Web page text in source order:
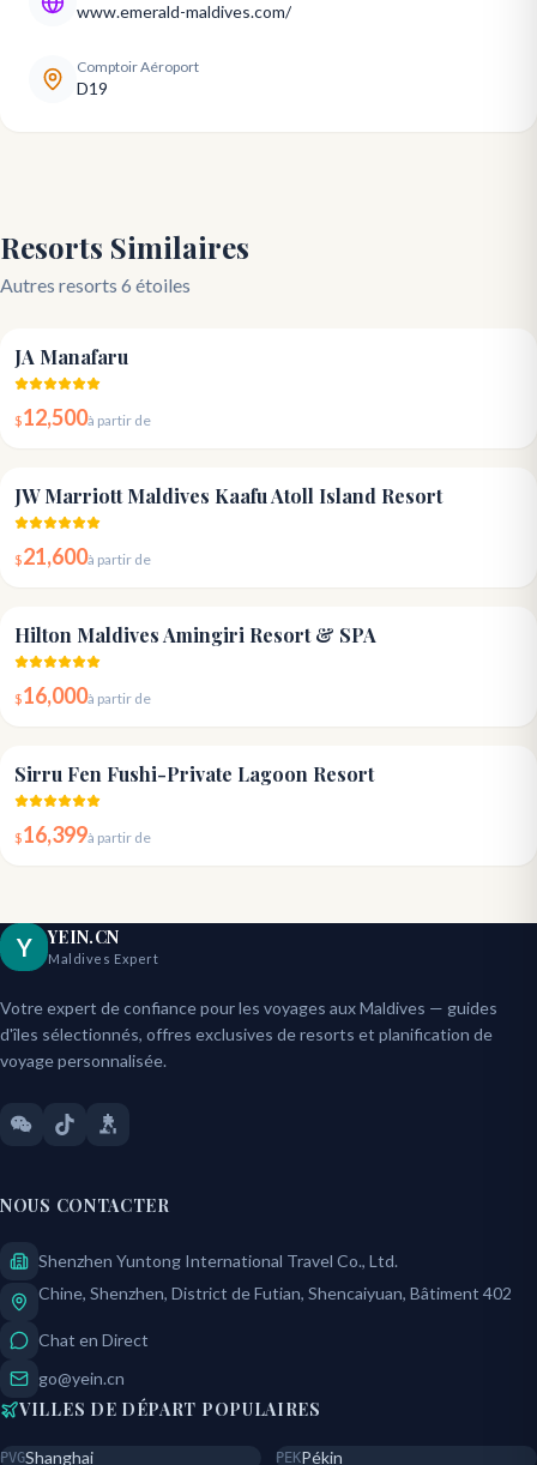
www.emerald-maldives.com/
Comptoir Aéroport
D19
Resorts Similaires
Autres resorts 6 étoiles
JA Manafaru
$12,500à partir de
JW Marriott Maldives Kaafu Atoll Island Resort
$21,600à partir de
Hilton Maldives Amingiri Resort & SPA
$16,000à partir de
Sirru Fen Fushi-Private Lagoon Resort
$16,399à partir de
Y YEIN.CN
Maldives Expert
Votre expert de confiance pour les voyages aux Maldives — guides
d'îles sélectionnés, offres exclusives de resorts et planification de
voyage personnalisée.
NOUS CONTACTER
Shenzhen Yuntong International Travel Co., Ltd.
Chine, Shenzhen, District de Futian, Shencaiyuan, Bâtiment 402
Chat en Direct
go@yein.cn
VILLES DE DÉPART POPULAIRES
PVGShanghai PEKPékin